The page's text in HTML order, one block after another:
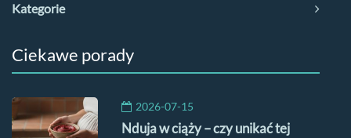
Kategorie
Ciekawe porady
2026-07-15
Nduja w ciąży – czy unikać tej